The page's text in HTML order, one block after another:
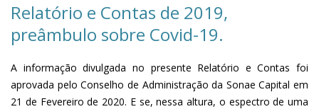
Relatório e Contas de 2019,
preâmbulo sobre Covid-19.
A informação divulgada no presente Relatório e Contas foi
aprovada pelo Conselho de Administração da Sonae Capital em
21 de Fevereiro de 2020. E se, nessa altura, o espectro de uma